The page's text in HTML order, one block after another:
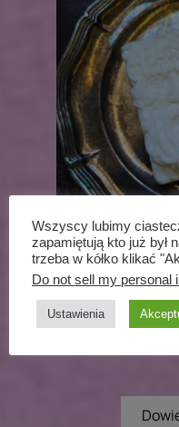
Mydło zdobione
Wszyscy lubimy
zapamiętują kto już był
trzeba w kółko klikać
Do not sell my personal
Ustawienia